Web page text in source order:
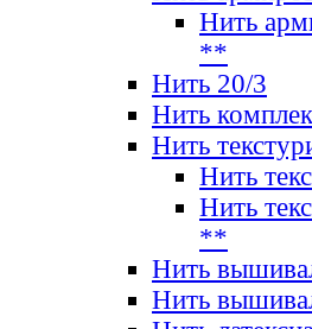
Нить
**
Нить 20/3
Нить
Нить
Нить
Нить
**
Нить
Нить